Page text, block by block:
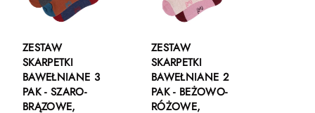
ZESTAW
SKARPETKI
BAWEŁNIANE 3
PAK - SZARO-
BRĄZOWE,
ZESTAW
SKARPETKI
BAWEŁNIANE 2
PAK - BEŻOWO-
RÓŻOWE,